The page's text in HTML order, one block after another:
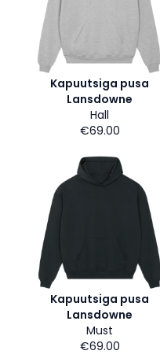
Kapuutsiga pusa
Lansdowne
Hall
€69.00
Kapuutsiga pusa
Lansdowne
Must
€69.00